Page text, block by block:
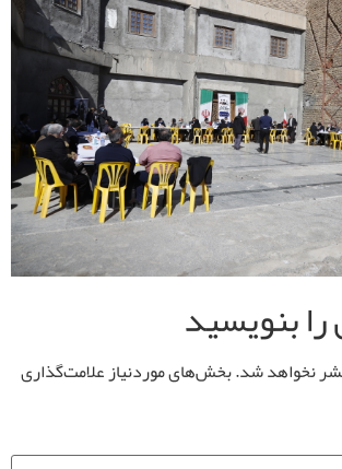
بنویسید
نخواهد شد.بخش‌های موردنیاز علامت‌گذاری